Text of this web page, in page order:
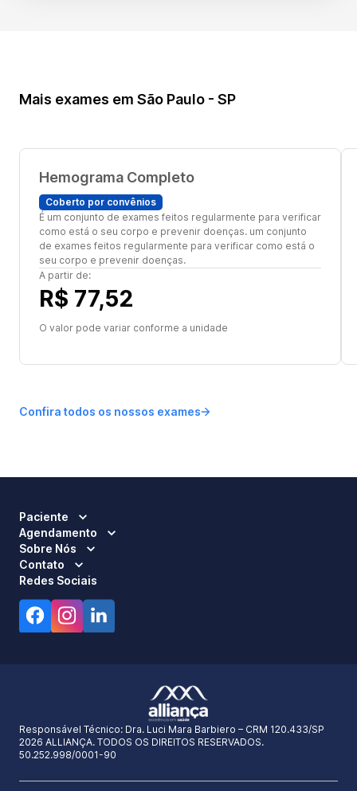
Mais exames em São Paulo - SP
Hemograma Completo
Coberto por convênios
É um conjunto de exames feitos regularmente para verificar
como está o seu corpo e prevenir doenças. um conjunto
de exames feitos regularmente para verificar como está o
seu corpo e prevenir doenças.
A partir de:
R$ 77,52
O valor pode variar conforme a unidade
Confira todos os nossos exames
Paciente
Agendamento
Sobre Nós
Contato
Redes Sociais
Responsável Técnico: Dra. Luci Mara Barbiero – CRM 120.433/SP
2026 ALLIANÇA. TODOS OS DIREITOS RESERVADOS.
50.252.998/0001-90